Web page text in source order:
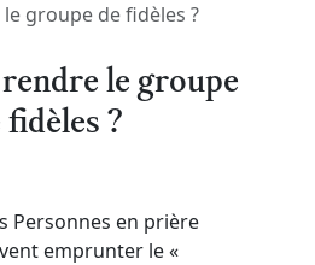
groupe de fidèles ?
le groupe
fidèles ?
Personnes en prière
emprunter le «